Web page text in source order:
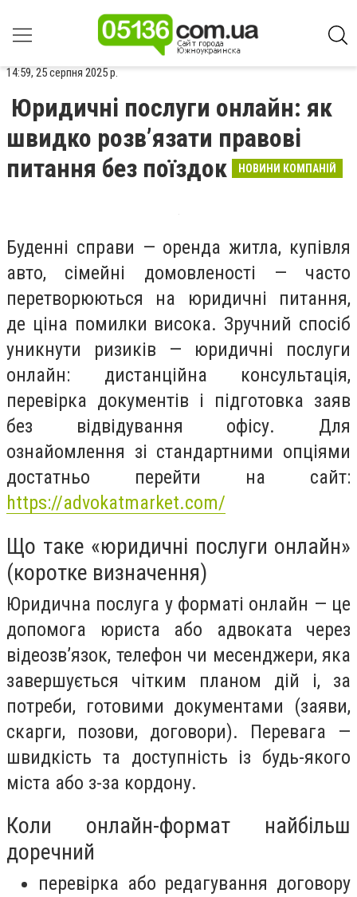
14:59, 25 серпня 2025 р.
Юридичні послуги онлайн: як
швидко розв’язати правові
питання без поїздок
НОВИНИ КОМПАНІЙ
Буденні справи — оренда житла, купівля
авто, сімейні домовленості — часто
перетворюються на юридичні питання,
де ціна помилки висока. Зручний спосіб
уникнути ризиків — юридичні послуги
онлайн: дистанційна консультація,
перевірка документів і підготовка заяв
без відвідування офісу. Для
ознайомлення зі стандартними опціями
достатньо перейти на сайт:
https://advokatmarket.com/
Що таке «юридичні послуги онлайн»
(коротке визначення)
Юридична послуга у форматі онлайн — це
допомога юриста або адвоката через
відеозв’язок, телефон чи месенджери, яка
завершується чітким планом дій і, за
потреби, готовими документами (заяви,
скарги, позови, договори). Перевага —
швидкість та доступність із будь-якого
міста або з-за кордону.
Коли онлайн-формат найбільш
доречний
перевірка або редагування договору